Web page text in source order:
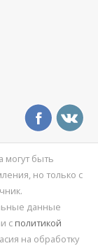
могут быть
но только с
данные
с политикой
на обработку